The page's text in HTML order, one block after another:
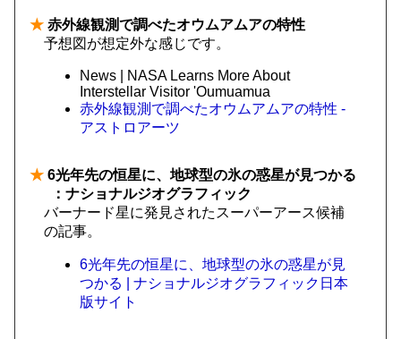
★ 赤外線観測で調べたオウムアムアの特性
予想図が想定外な感じです。
News | NASA Learns More About
Interstellar Visitor 'Oumuamua
赤外線観測で調べたオウムアムアの特性 -
アストロアーツ
★ 6光年先の恒星に、地球型の氷の惑星が見つかる
：ナショナルジオグラフィック
バーナード星に発見されたスーパーアース候補
の記事。
6光年先の恒星に、地球型の氷の惑星が見
つかる | ナショナルジオグラフィック日本
版サイト